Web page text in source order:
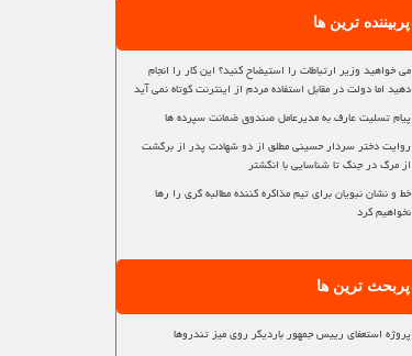
پربیننده ترین ها
می خواهید وزیر ارتباطات را استیضاح کنید؟ این کار را انجام
دهید اما دولت در مقابل استفاده مردم از اینترنت کوتاه نمی آید
پیام تسلیت عارف به مدیرعامل صندوق ضمانت سپرده ها
روایت دختر سردار حسینی مطلق از دو شهادت پدر از برگشت
از مرگ در جنگ تا شناسایی با انگشتر
خط و نشان نبویان برای تیم مذاکره کننده مطالبه گری را رها
نخواهیم کرد
پربحث ترین ها
پروژه استعفای رییس جمهور باردیگر روی میز تندروها